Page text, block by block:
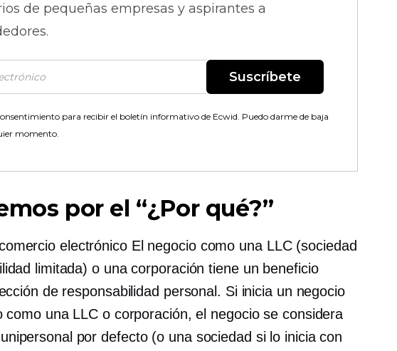
de pequeñas empresas y aspirantes a
Suscríbete
para recibir el boletín informativo de Ecwid. Puedo darme de baja
momento.
por el “¿Por qué?”
electrónicoEl negocio como una LLC (sociedad
limitada) o una corporación tiene un beneficio
de responsabilidad personal. Si inicia un negocio
como una LLC o corporación, el negocio se considera
por defecto (o una sociedad si lo inicia con